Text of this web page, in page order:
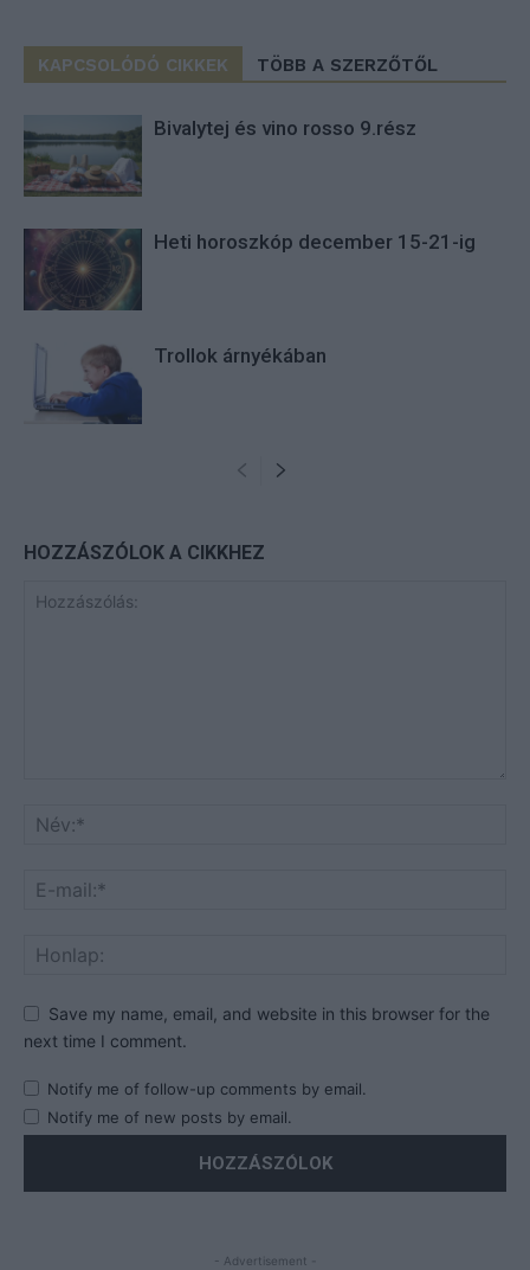
KAPCSOLÓDÓ CIKKEK TÖBB A SZERZŐTŐL
Bivalytej és vino rosso 9.rész
Heti horoszkóp december 15-21-ig
Trollok árnyékában
HOZZÁSZÓLOK A CIKKHEZ
Save my name, email, and website in this browser for the
next time I comment.
Notify me of follow-up comments by email.
Notify me of new posts by email.
- Advertisement -